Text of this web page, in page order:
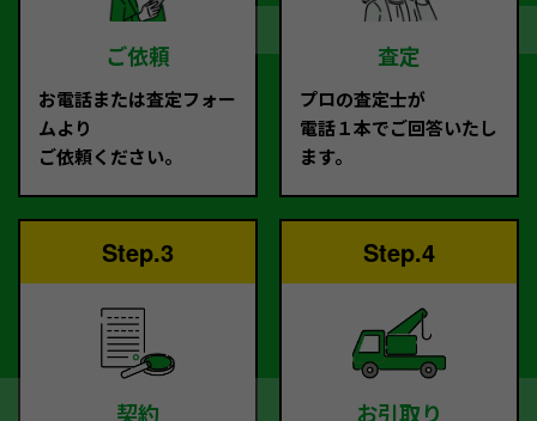
ご依頼
お電話または査定フォー
ムより
ご依頼ください。
査定
プロの査定士が
電話１本でご回答いたし
ます。
Step.3
契約
Step.4
お引取り